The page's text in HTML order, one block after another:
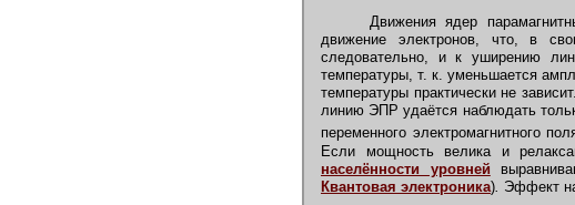
Движения ядер
движение электронов, что, в
следовательно, и к уширению
температуры, т. к. уменьшается
температуры практически не
линию ЭПР удаётся наблюдать
переменного электромагнитного
Если мощность велика и
населённости уровней
Квантовая электроника) Эффект